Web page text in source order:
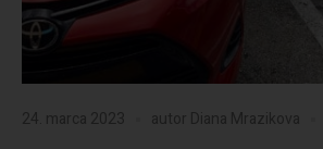
24. marca 2023 autor Diana Mrazikova